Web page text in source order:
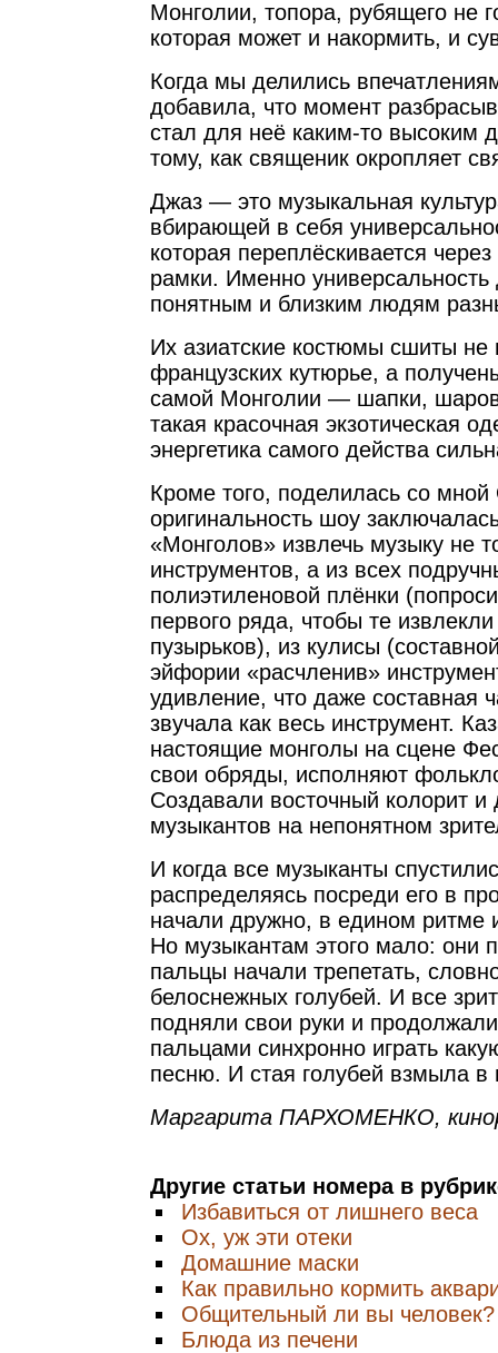
Монголии, топора, рубящего не
которая может и накормить, и
Когда мы делились
добавила, что момент
стал для неё каким-то высоким
тому, как священик окропляет
Джаз — это музыкальная
вбирающей в себя
которая переплёскивается
рамки. Именно универсальность
понятным и близким людям
Их азиатские костюмы сшиты не
французских кутюрье, а
самой Монголии — шапки,
такая красочная экзотическая
энергетика самого действа
Кроме того, поделилась со
оригинальность шоу
«Монголов» извлечь музыку не
инструментов, а из всех
полиэтиленовой плёнки
первого ряда, чтобы те извлекли
пузырьков), из кулисы
эйфории «расчленив»
удивление, что даже составная
звучала как весь инструмент.
настоящие монголы на сцене
свои обряды, исполняют
Создавали восточный колорит и
музыкантов на непонятном
И когда все музыканты
распределяясь посреди его в
начали дружно, в едином ритме
Но музыкантам этого мало: они
пальцы начали трепетать,
белоснежных голубей. И все
подняли свои руки и
пальцами синхронно играть
песню. И стая голубей взмыла в
Маргарита ПАРХОМЕНКО,
Другие статьи номера в
Избавиться от лишнего веса
Ох, уж эти отеки
Домашние маски
Как правильно кормить
Общительный ли вы человек?
Блюда из печени